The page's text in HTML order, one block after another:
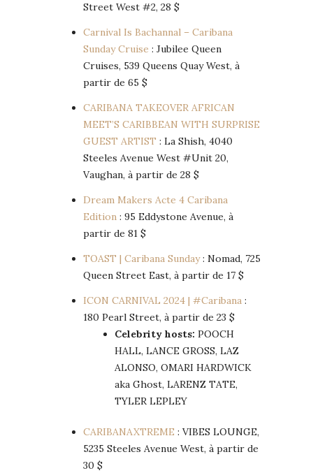
Street West #2, 28 $
Carnival Is Bachannal – Caribana
Sunday Cruise : Jubilee Queen
Cruises, 539 Queens Quay West, à
partir de 65 $
CARIBANA TAKEOVER AFRICAN
MEET’S CARIBBEAN WITH SURPRISE
GUEST ARTIST : La Shish, 4040
Steeles Avenue West #Unit 20,
Vaughan, à partir de 28 $
Dream Makers Acte 4 Caribana
Edition : 95 Eddystone Avenue, à
partir de 81 $
TOAST | Caribana Sunday: Nomad, 725
Queen Street East, à partir de 17 $
ICON CARNIVAL 2024 | #Caribana :
180 Pearl Street, à partir de 23 $
Celebrity hosts: POOCH
HALL, LANCE GROSS, LAZ
ALONSO, OMARI HARDWICK
aka Ghost, LARENZ TATE,
TYLER LEPLEY
CARIBANAXTREME : VIBES LOUNGE,
5235 Steeles Avenue West, à partir de
30 $